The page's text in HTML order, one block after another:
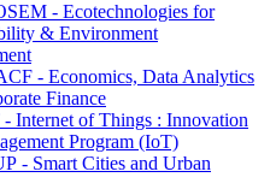
- Ecotechnologies for
& Environment
- Economics, Data Analytics
Finance
Internet of Things : Innovation
Program (IoT)
- Smart Cities and Urban